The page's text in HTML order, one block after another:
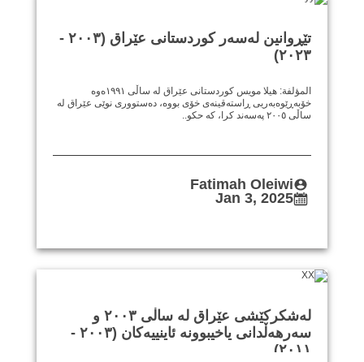
تێڕوانین لەسەر کوردستانی عێراق (٢٠٠٣ -
٢٠٢٣)
المؤلفة: هيلا مويس کوردستانی عێراق لە ساڵی ١٩٩١ەوە
خۆبەڕێوەبەریی ڕاستەقینەی خۆی بووە، دەستووری نوێی عێراق لە
ساڵی ٢٠٠٥ پەسەند کرا، کە حکو..
Fatimah Oleiwi
Jan 3, 2025
لەشکرکێشی عێراق لە ساڵی ٢٠٠٣ و
سەرهەڵدانی یاخیبوونە ئاینییەکان (٢٠٠٣ -
٢٠١١)